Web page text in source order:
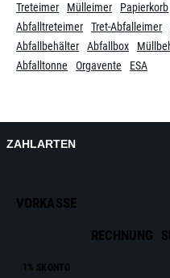
Treteimer Mülleimer Papierkorb
Abfalltreteimer
Tret-Abfalleimer
Abfallbehälter
Abfallbox
Abfalltonne
Orgavente ESA
ZAHLARTEN
VORKASSE
1% SKONTO
RECHNUNG